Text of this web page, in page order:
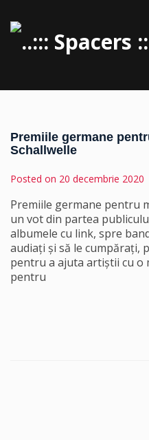
Premiile germane
Schallwelle
Posted on 20 decembrie 2020
Premiile germane pentru
un vot din partea
albumele cu link, spre
audiați și să le cumpărați,
pentru a ajuta artiștii cu o
pentru